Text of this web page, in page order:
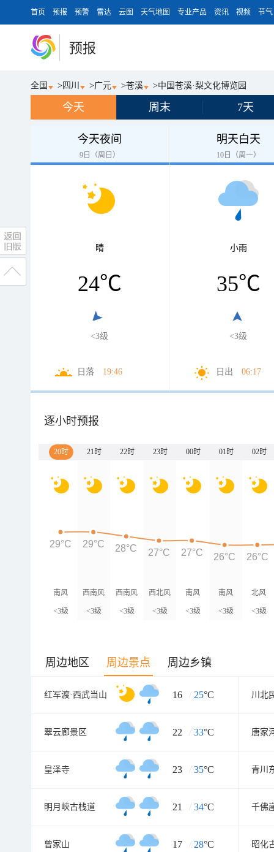
首页 预报 预警 雷达 云图 天气地图 专业产品 资讯 视频 节气
预报
全国 > 四川 >广元 >苍溪 >中国苍溪·梨文化博览园
今天 周末 7天
今天夜间
9日（周日）
晴
24℃
<3级
日落 19:46
明天白天
10日（周一）
小雨
35℃
<3级
日出 06:17
逐小时预报
20时 21时 22时 23时 00时 01时 02时
南风
<3级
西南风
<3级
西南风
<3级
西北风
<3级
南风
<3级
南风
<3级
北风
<3级
29°C 29°C 28°C 27°C 27°C 26°C 26°C
周边地区 周边景点 周边乡镇
红军渡·西武当山 16 / 25°C 川北
翠云廊景区 22 / 33°C 唐家
皇泽寺 23 / 35°C
明月峡古栈道 21 / 34°C 千佛
曾家山 17 / 28°C 昭化